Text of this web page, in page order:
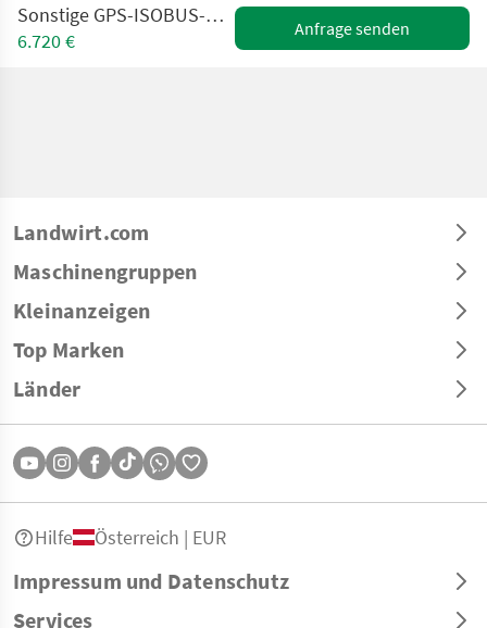
Sonstige GPS-ISOBUS-Pflugsteuerung für Vario Pflüge
6.720 €
Anfrage senden
Landwirt.com
Maschinengruppen
Kleinanzeigen
Top Marken
Länder
Impressum und Datenschutz
Services
Hilfe Österreich | EUR